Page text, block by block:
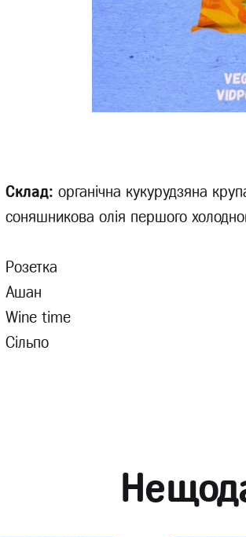
Склад: органічна кукурудзяна
соняшникова олія першого
Розетка
Ашан
Wine time
Сільпо